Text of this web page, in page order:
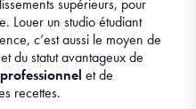
supérieurs, pour
Louer un studio étudiant
c’est aussi le moyen de
du statut avantageux de
et de
recettes.